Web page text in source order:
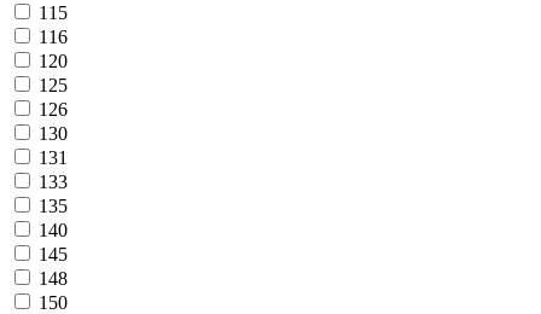
115
116
120
125
126
130
131
133
135
140
145
148
150